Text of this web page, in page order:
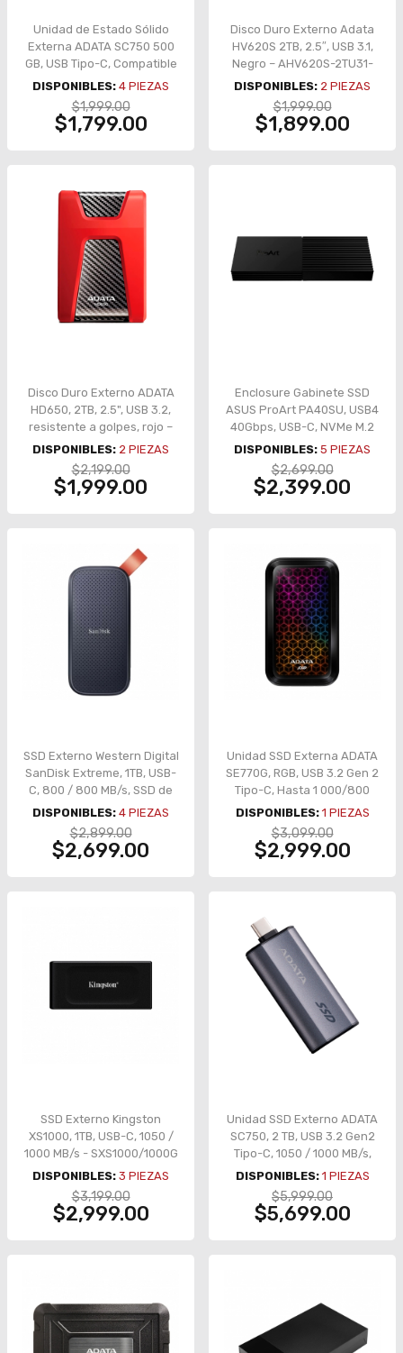
Unidad de Estado Sólido
Externa ADATA SC750 500
GB, USB Tipo-C, Compatible
con Windows / Mac / Linux /
Android / PS4 / PS5 / Xbox
Series X|S – SC750-500G-
CCBK
DISPONIBLES: 4 PIEZAS
$1,999.00
$1,799.00
Disco Duro Externo Adata
HV620S 2TB, 2.5″, USB 3.1,
Negro – AHV620S-2TU31-
CBK
DISPONIBLES: 2 PIEZAS
$1,999.00
$1,899.00
Disco Duro Externo ADATA
HD650, 2TB, 2.5", USB 3.2,
resistente a golpes, rojo –
AHD650-2TU31-CRD
DISPONIBLES: 2 PIEZAS
$2,199.00
$1,999.00
Enclosure Gabinete SSD
ASUS ProArt PA40SU, USB4
40Gbps, USB-C, NVMe M.2
2230/2280, enfriamiento
inteligente, negro – ProArt
PA40SU
DISPONIBLES: 5 PIEZAS
$2,699.00
$2,399.00
SSD Externo Western Digital
SanDisk Extreme, 1TB, USB-
C, 800 / 800 MB/s, SSD de
Uso Rudo - SDSSDE30-
1T00-G26
DISPONIBLES: 4 PIEZAS
$2,899.00
$2,699.00
Unidad SSD Externa ADATA
SE770G, RGB, USB 3.2 Gen 2
Tipo-C, Hasta 1 000/800
MB/s – SE770G
DISPONIBLES: 1 PIEZAS
$3,099.00
$2,999.00
SSD Externo Kingston
XS1000, 1TB, USB-C, 1050 /
1000 MB/s - SXS1000/1000G
DISPONIBLES: 3 PIEZAS
$3,199.00
$2,999.00
Unidad SSD Externo ADATA
SC750, 2 TB, USB 3.2 Gen2
Tipo-C, 1050 / 1000 MB/s,
Negro Titanio – SC750-
2000G-CCBK
DISPONIBLES: 1 PIEZAS
$5,999.00
$5,699.00